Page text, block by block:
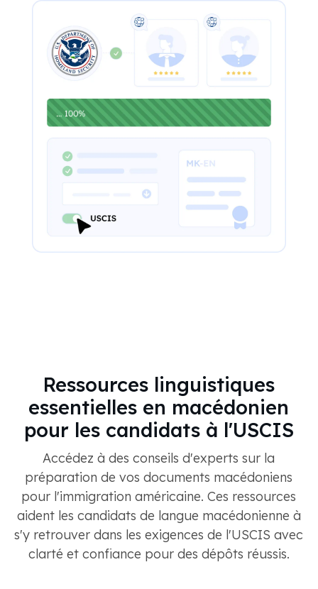
Ressources linguistiques
essentielles en macédonien
pour les candidats à l'USCIS
Accédez à des conseils d'experts sur la
préparation de vos documents macédoniens
pour l'immigration américaine. Ces ressources
aident les candidats de langue macédonienne à
s'y retrouver dans les exigences de l'USCIS avec
clarté et confiance pour des dépôts réussis.